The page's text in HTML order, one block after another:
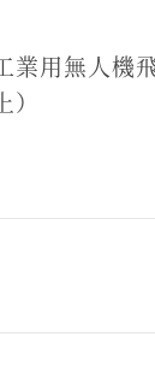
業用無人機